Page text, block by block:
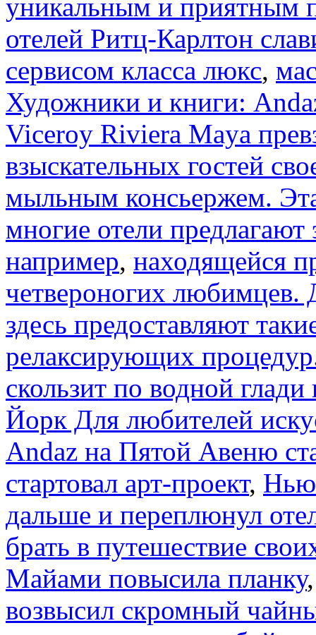
уникальным и приятным
отелей Ритц-Карлтон
сервисом класса люкс,
Художники и книги:
Viceroy Riviera Maya
взыскательных гостей
мыльным консьержем.
многие отели
например, находящейся
четвероногих любимцев.
здесь предоставляют
релаксирующих
скользит по водной
Йорк Для любителей
Andaz на Пятой Авеню
стартовал арт-проект,
дальше и переплюнул
брать в путешествие
Майами повысила планку
возвысил скромный